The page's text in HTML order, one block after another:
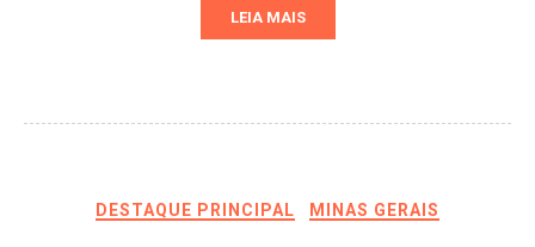
LEIA MAIS
DESTAQUE PRINCIPAL MINAS GERAIS